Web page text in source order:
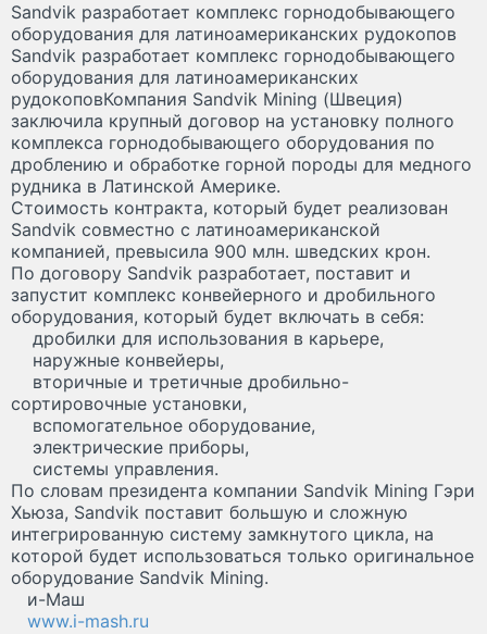
Sandvik разработает комплекс горнодобывающего
оборудования для латиноамериканских рудокопов
Sandvik разработает комплекс горнодобывающего
оборудования для латиноамериканских
рудокоповКомпания Sandvik Mining (Швеция)
заключила крупный договор на установку полного
комплекса горнодобывающего оборудования по
дроблению и обработке горной породы для медного
рудника в Латинской Америке.
Стоимость контракта, который будет реализован
Sandvik совместно с латиноамериканской
компанией, превысила 900 млн. шведских крон.
По договору Sandvik разработает, поставит и
запустит комплекс конвейерного и дробильного
оборудования, который будет включать в себя:
дробилки для использования в карьере,
наружные конвейеры,
вторичные и третичные дробильно-
сортировочные установки,
вспомогательное оборудование,
электрические приборы,
системы управления.
По словам президента компании Sandvik Mining Гэри
Хьюза, Sandvik поставит большую и сложную
интегрированную систему замкнутого цикла, на
которой будет использоваться только оригинальное
оборудование Sandvik Mining.
и-Маш
www.i-mash.ru